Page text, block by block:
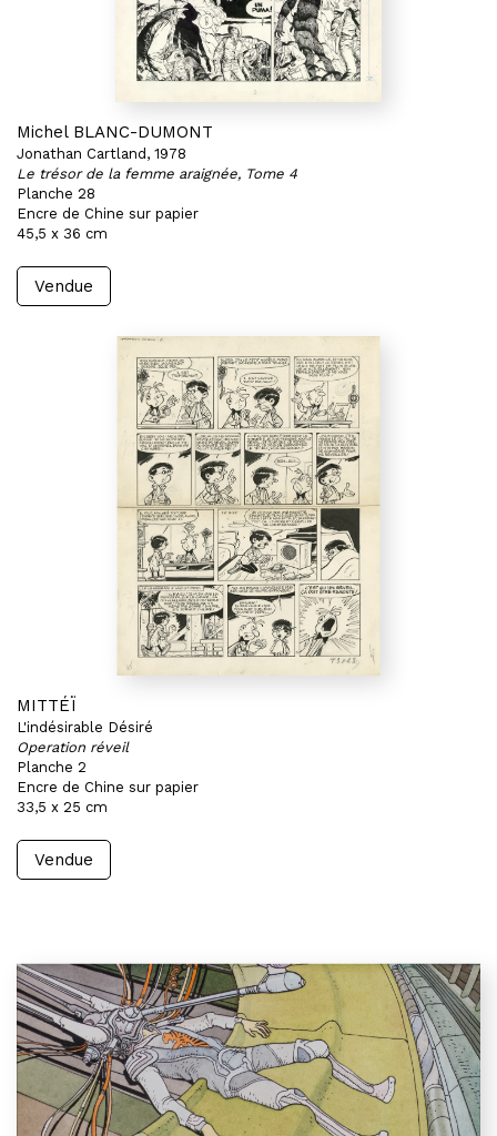
Michel BLANC-DUMONT
Jonathan Cartland, 1978
Le trésor de la femme araignée, Tome 4
Planche 28
Encre de Chine sur papier
45,5 x 36 cm
Vendue
MITTÉÏ
L'indésirable Désiré
Operation réveil
Planche 2
Encre de Chine sur papier
33,5 x 25 cm
Vendue